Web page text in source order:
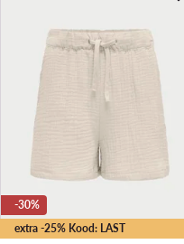
extra -25% Kood: LAST
-30%